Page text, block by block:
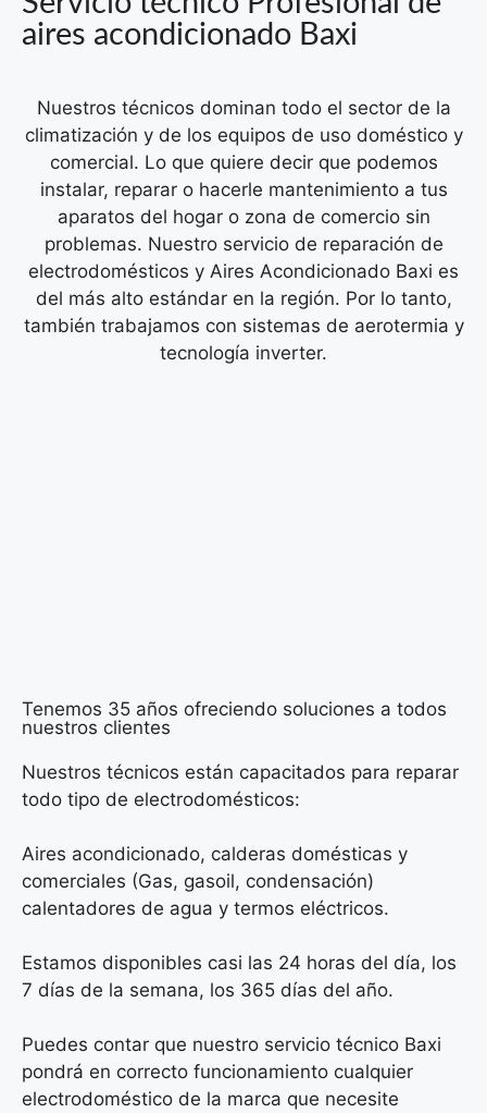
aires acondicionado Baxi
Nuestros técnicos dominan todo el sector de la
climatización y de los equipos de uso doméstico y
comercial. Lo que quiere decir que podemos
instalar, reparar o hacerle mantenimiento a tus
aparatos del hogar o zona de comercio sin
problemas. Nuestro servicio de reparación de
electrodomésticos y Aires Acondicionado Baxi es
del más alto estándar en la región. Por lo tanto,
también trabajamos con sistemas de aerotermia y
tecnología inverter.
Tenemos 35 años ofreciendo soluciones a todos
nuestros clientes
Nuestros técnicos están capacitados para reparar
todo tipo de electrodomésticos:
Aires acondicionado, calderas domésticas y
comerciales (Gas, gasoil, condensación)
calentadores de agua y termos eléctricos.
Estamos disponibles casi las 24 horas del día, los
7 días de la semana, los 365 días del año.
Puedes contar que nuestro servicio técnico Baxi
pondrá en correcto funcionamiento cualquier
electrodoméstico de la marca que necesite